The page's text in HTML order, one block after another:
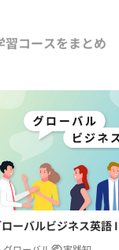
コースをまとめ
ーバルビジネス英語 I